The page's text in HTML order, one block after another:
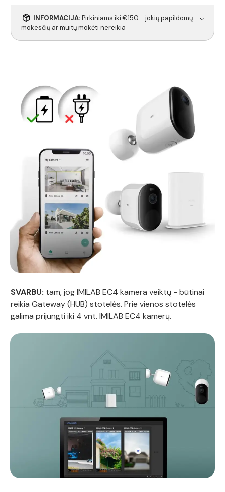
INFORMACIJA:Pirkiniams iki €150 - jokių papildomų
mokesčių ar muitų mokėti nereikia
SVARBU: tam, jog IMILAB EC4 kamera veiktų - būtinai
reikia Gateway (HUB) stotelės. Prie vienos stotelės
galima prijungti iki 4 vnt. IMILAB EC4 kamerų.